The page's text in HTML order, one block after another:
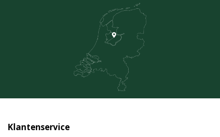
Klantenservice